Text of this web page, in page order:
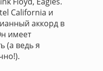
California и
аккорд в
имеет
(а ведь я